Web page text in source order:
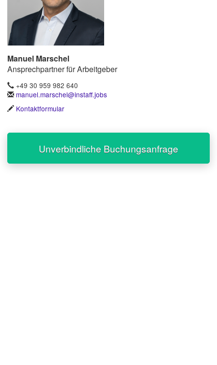
Manuel Marschel
Ansprechpartner für Arbeitgeber
+49 30 959 982 640
manuel.marschel@instaff.jobs
Kontaktformular
Unverbindliche Buchungsanfrage